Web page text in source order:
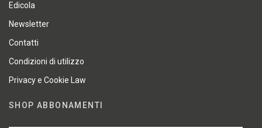
Edicola
Newsletter
Contatti
Condizioni di utilizzo
Privacy e Cookie Law
SHOP ABBONAMENTI